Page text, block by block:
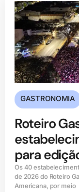
GASTRONOMIA
Roteiro
para
Os 40
de 2026 do Roteiro
Americana, por meio